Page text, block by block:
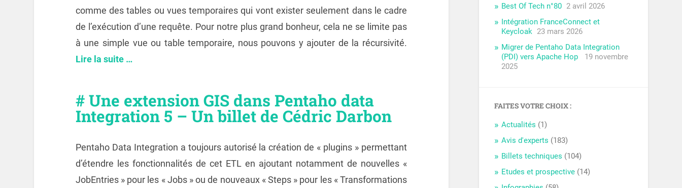
comme des tables ou vues temporaires qui vont exister seulement dans le cadre
de l’exécution d’une requête. Pour notre plus grand bonheur, cela ne se limite pas
à une simple vue ou table temporaire, nous pouvons y ajouter de la récursivité.
Lire la suite …
# Une extension GIS dans Pentaho data
Integration 5 – Un billet de Cédric Darbon
Pentaho Data Integration a toujours autorisé la création de « plugins » permettant
d’étendre les fonctionnalités de cet ETL en ajoutant notamment de nouvelles «
JobEntries » pour les « Jobs » ou de nouveaux « Steps » pour les « Transformations
Best Of Tech n°80 2 avril 2026
Intégration FranceConnect et
Keycloak 23 mars 2026
Migrer de Pentaho Data Integration
(PDI) vers Apache Hop
19 novembre
2025
FAITES VOTRE CHOIX :
Actualités (1)
Avis d'experts (183)
Billets techniques (104)
Etudes et prospective (14)